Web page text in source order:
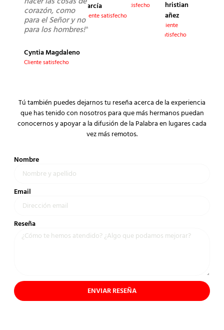
corazón, como
para el Señor y no
para los hombres!"
Cyntia Magdaleno
Cliente satisfecho
García
Cliente satisfecho
satisfecho
Christian
Yañez
Cliente
satisfecho
Tú también puedes dejarnos tu reseña acerca de la experiencia
que has tenido con nosotros para que más hermanos puedan
conocernos y apoyar a la difusión de la Palabra en lugares cada
vez más remotos.
Nombre
Email
Reseña
ENVIAR RESEÑA